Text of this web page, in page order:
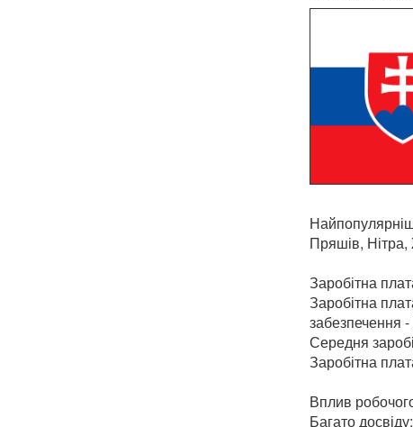
Пряшів,
Заробітна
Заробітна
забезпечення
Середня
Заробітна
Вплив
Багато